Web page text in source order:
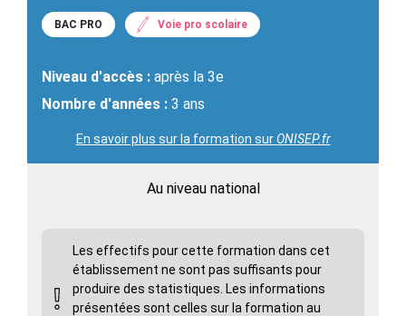
BAC PRO Voie pro scolaire
Niveau d'accès : après la 3e
Nombre d'années : 3 ans
En savoir plus sur la formation surONISEP.fr
Au niveau national
Les effectifs pour cette formation dans cet
établissement ne sont pas suffisants pour
produire des statistiques. Les informations
présentées sont celles sur la formation au